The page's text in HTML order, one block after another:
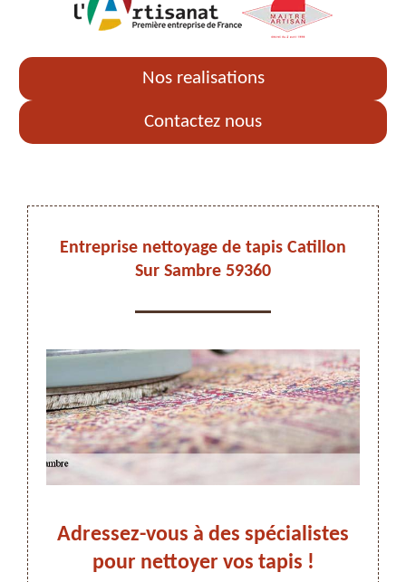
Nos realisations
Contactez nous
Entreprise nettoyage de tapis Catillon
Sur Sambre 59360
à
Adressez-vous à des spécialistes
pour nettoyer vos tapis !